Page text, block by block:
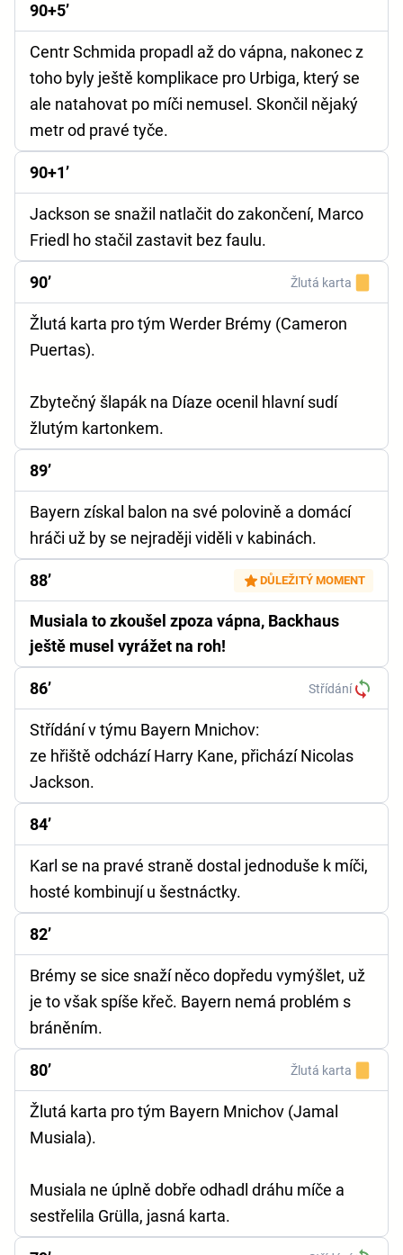
90+5’
Centr Schmida propadl až do vápna, nakonec z
toho byly ještě komplikace pro Urbiga, který se
ale natahovat po míči nemusel. Skončil nějaký
metr od pravé tyče.
90+1’
Jackson se snažil natlačit do zakončení, Marco
Friedl ho stačil zastavit bez faulu.
90’ Žlutá karta
Žlutá karta pro tým Werder Brémy (Cameron
Puertas).
Zbytečný šlapák na Díaze ocenil hlavní sudí
žlutým kartonkem.
89’
Bayern získal balon na své polovině a domácí
hráči už by se nejraději viděli v kabinách.
88’ DŮLEŽITÝ MOMENT
Musiala to zkoušel zpoza vápna, Backhaus
ještě musel vyrážet na roh!
86’ Střídání
Střídání v týmu Bayern Mnichov:
ze hřiště odchází Harry Kane, přichází Nicolas
Jackson.
84’
Karl se na pravé straně dostal jednoduše k míči,
hosté kombinují u šestnáctky.
82’
Brémy se sice snaží něco dopředu vymýšlet, už
je to však spíše křeč. Bayern nemá problém s
bráněním.
80’ Žlutá karta
Žlutá karta pro tým Bayern Mnichov (Jamal
Musiala).
Musiala ne úplně dobře odhadl dráhu míče a
sestřelila Grülla, jasná karta.